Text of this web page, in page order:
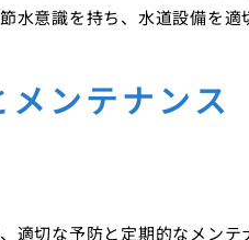
水意識を持ち、水道設備を適
ンテナンス
適切な予防と定期的なメン